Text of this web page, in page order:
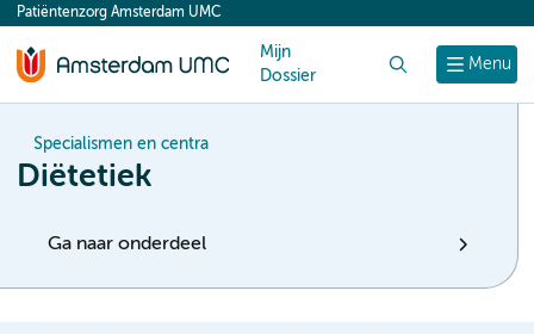
content
Menu
Patiëntenzorg Amsterdam UMC
Mijn
Dossier
Specialismen en centra
Diëtetiek
Ga naar onderdeel